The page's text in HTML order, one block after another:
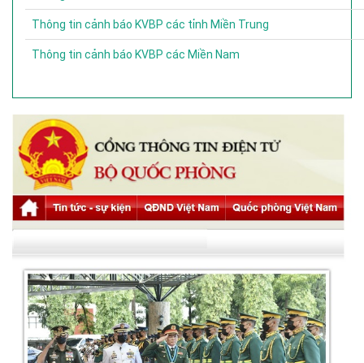
Thông tin cảnh báo KVBP các tỉnh Miền Trung
Thông tin cảnh báo KVBP các Miền Nam